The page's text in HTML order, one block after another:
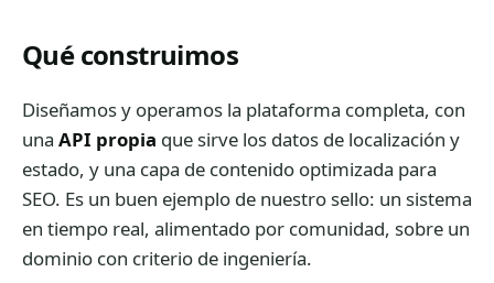
Qué construimos
Diseñamos y operamos la plataforma completa, con
una API propia que sirve los datos de localización y
estado, y una capa de contenido optimizada para
SEO. Es un buen ejemplo de nuestro sello: un sistema
en tiempo real, alimentado por comunidad, sobre un
dominio con criterio de ingeniería.